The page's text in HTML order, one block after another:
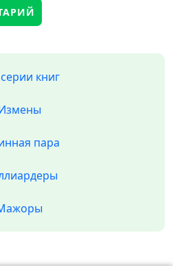
книг
пара